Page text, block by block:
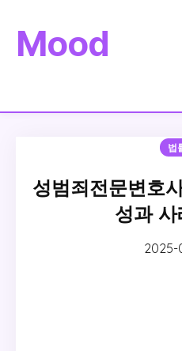
Mood
법
성범죄전문변호
성과
2025-